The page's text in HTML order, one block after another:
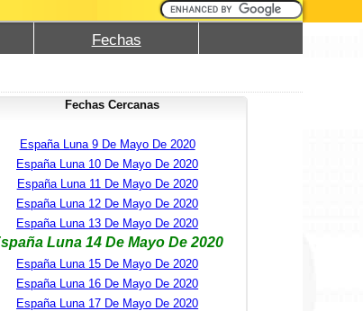
Fechas
Fechas Cercanas
España Luna 9 De Mayo De 2020
España Luna 10 De Mayo De 2020
España Luna 11 De Mayo De 2020
España Luna 12 De Mayo De 2020
España Luna 13 De Mayo De 2020
Luna 14 De Mayo De 2020
España Luna 15 De Mayo De 2020
España Luna 16 De Mayo De 2020
España Luna 17 De Mayo De 2020